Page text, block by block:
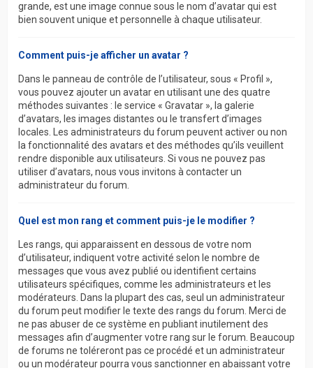
grande, est une image connue sous le nom d’avatar qui est
bien souvent unique et personnelle à chaque utilisateur.
Comment puis-je afficher un avatar ?
Dans le panneau de contrôle de l’utilisateur, sous « Profil »,
vous pouvez ajouter un avatar en utilisant une des quatre
méthodes suivantes : le service « Gravatar », la galerie
d’avatars, les images distantes ou le transfert d’images
locales. Les administrateurs du forum peuvent activer ou non
la fonctionnalité des avatars et des méthodes qu’ils veuillent
rendre disponible aux utilisateurs. Si vous ne pouvez pas
utiliser d’avatars, nous vous invitons à contacter un
administrateur du forum.
Quel est mon rang et comment puis-je le modifier ?
Les rangs, qui apparaissent en dessous de votre nom
d’utilisateur, indiquent votre activité selon le nombre de
messages que vous avez publié ou identifient certains
utilisateurs spécifiques, comme les administrateurs et les
modérateurs. Dans la plupart des cas, seul un administrateur
du forum peut modifier le texte des rangs du forum. Merci de
ne pas abuser de ce système en publiant inutilement des
messages afin d’augmenter votre rang sur le forum. Beaucoup
de forums ne toléreront pas ce procédé et un administrateur
ou un modérateur pourra vous sanctionner en abaissant votre